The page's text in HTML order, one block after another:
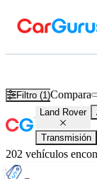
Filtro (1)Compara
Land Rover
Transmisión
202 vehículos